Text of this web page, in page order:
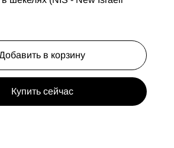
в корзину
Купить сейчас